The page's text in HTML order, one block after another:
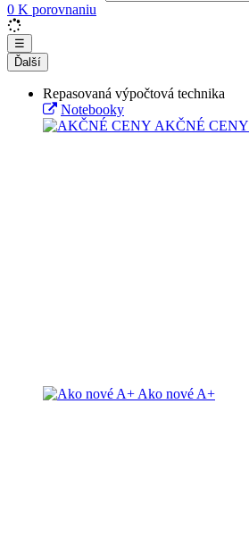
0 K porovnaniu
☰
Ďalší
Repasovaná výpočtová technika
Notebooky
AKČNÉ CENY
Ako nové A+